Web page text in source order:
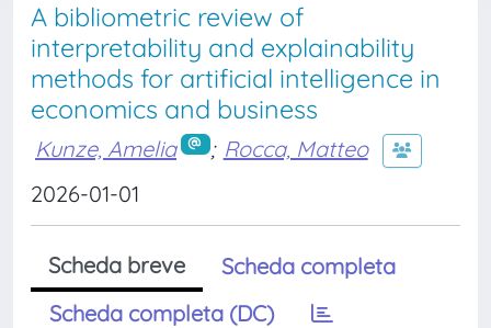
A bibliometric review of
interpretability and explainability
methods for artificial intelligence in
economics and business
Kunze, Amelia ; Rocca, Matteo
2026-01-01
Scheda breve
Scheda completa
Scheda completa (DC)